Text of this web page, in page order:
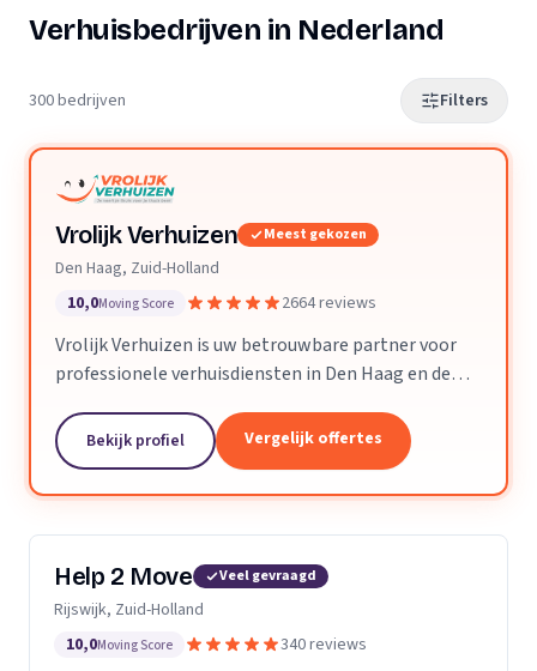
Verhuisbedrijven in Nederland
300 bedrijven Filters
Vrolijk Verhuizen Meest gekozen
Den Haag, Zuid-Holland
10,0Moving Score 2664 reviews
Vrolijk Verhuizen is uw betrouwbare partner voor
professionele verhuisdiensten in Den Haag en de
ervaring en een toegewijd team zorgen wij ervoor
dat uw verhuizing soepel en zorgeloos verloopt.
Bekijk profiel Vergelijk offertes
Help 2 Move Veel gevraagd
Rijswijk, Zuid-Holland
10,0Moving Score 340 reviews